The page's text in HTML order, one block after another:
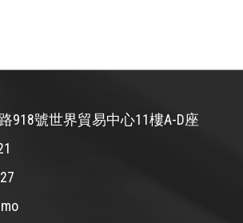
918號世界貿易中心11樓A-D座